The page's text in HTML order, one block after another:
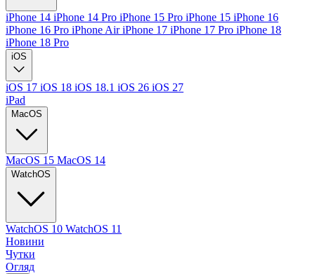
iPhone 14 iPhone 14 Pro iPhone 15 Pro iPhone 15 iPhone 16
iPhone 16 Pro iPhone AiriPhone 17 iPhone 17 Pro iPhone 18
iPhone 18 Pro
iOS
iOS 17 iOS 18 iOS 18.1 iOS 26 iOS 27
iPad
MacOS
MacOS 15 MacOS 14
WatchOS
WatchOS 10 WatchOS 11
Новини
Чутки
Огляд